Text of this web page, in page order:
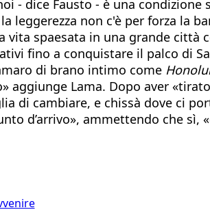
- dice Fausto - è una condizione
leggerezza non c'è per forza la
spaesata in una grande
fino a conquistare il palco di
di brano intimo come
aggiunge Lama. Dopo aver
di cambiare, e chissà dove ci
d’arrivo», ammettendo che